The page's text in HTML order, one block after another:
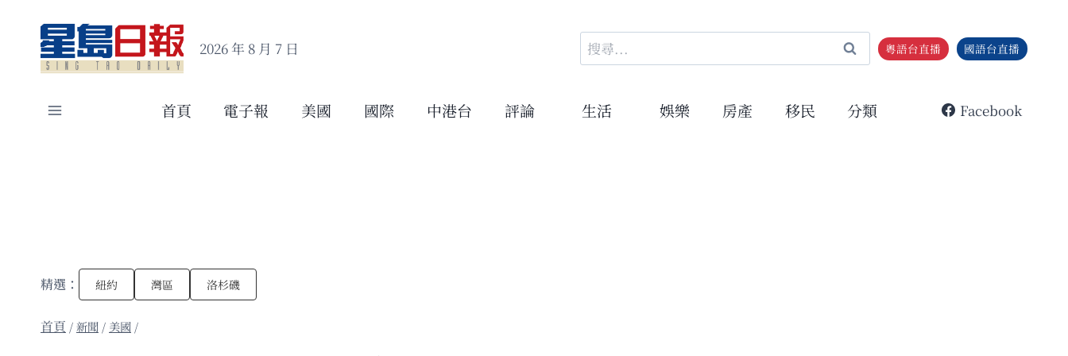
content
2026 年 8 月 7 日
搜
尋
鍵
粵語台直播 國語台直播
首頁 電子報 美國 國際 中港台 評論 生活 娛樂 房產 移民 分類 Facebook
精選： 紐約 灣區 洛杉磯
/新聞 / 美國 /